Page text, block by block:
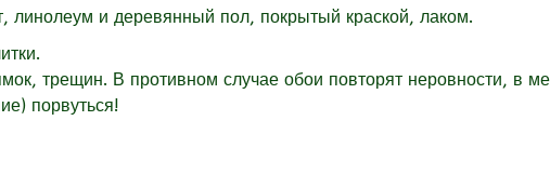
линолеум и деревянный пол, покрытый краской, лаком.
трещин. В противном случае обои повторят неровности, в
порвуться!